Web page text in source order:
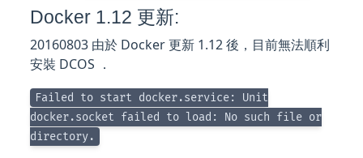
Docker 1.12 更新:
20160803 由於 Docker 更新 1.12 後，目前無法順利
安裝 DCOS ．
Failed to start docker.service: Unit
docker.socket failed to load: No such file or
directory.